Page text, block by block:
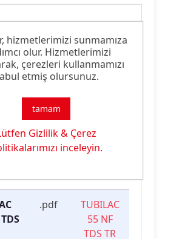
Koyu Zemin Baskı Patı
FF Yumuşak Tuşe
Dokümanları
.pdf
TUBILAC
55 NF
TDS TR
hizmetlerimizi sunmamıza
olur. Hizmetlerimizi
çerezleri kullanmamızı
etmiş olursunuz.
tamam
Gizlilik & Çerez
inceleyin.